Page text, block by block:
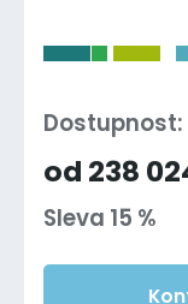
Dostupnost:
od 238
Sleva 15 %